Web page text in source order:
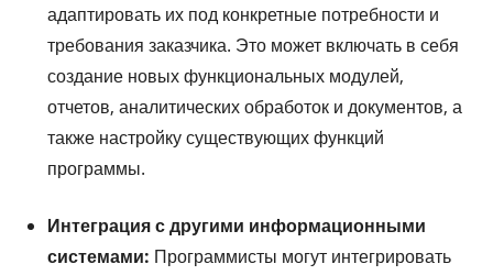
адаптировать их под конкретные потребности и
требования заказчика. Это может включать в себя
создание новых функциональных модулей,
отчетов, аналитических обработок и документов, а
также настройку существующих функций
программы.
Интеграция с другими информационными
системами: Программисты могут интегрировать